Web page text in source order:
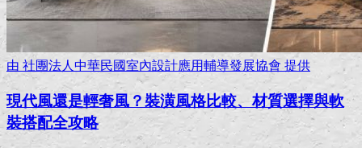
由 社團法人中華民國室內設計應用輔導發展協會 提供
現代風還是輕奢風？裝潢風格比較、材質選擇與軟
裝搭配全攻略